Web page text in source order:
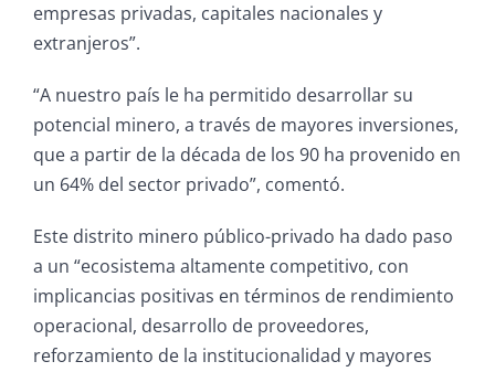
empresas privadas, capitales nacionales y
extranjeros”.
“A nuestro país le ha permitido desarrollar su
potencial minero, a través de mayores inversiones,
que a partir de la década de los 90 ha provenido en
un 64% del sector privado”, comentó.
Este distrito minero público-privado ha dado paso
a un “ecosistema altamente competitivo, con
implicancias positivas en términos de rendimiento
operacional, desarrollo de proveedores,
reforzamiento de la institucionalidad y mayores